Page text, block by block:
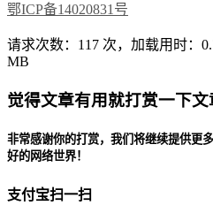
鄂ICP备14020831号
请求次数：117 次，加载用时：
MB
觉得文章有用就打赏一下文
非常感谢你的打赏，我们将继续提供更
好的网络世界！
支付宝扫一扫